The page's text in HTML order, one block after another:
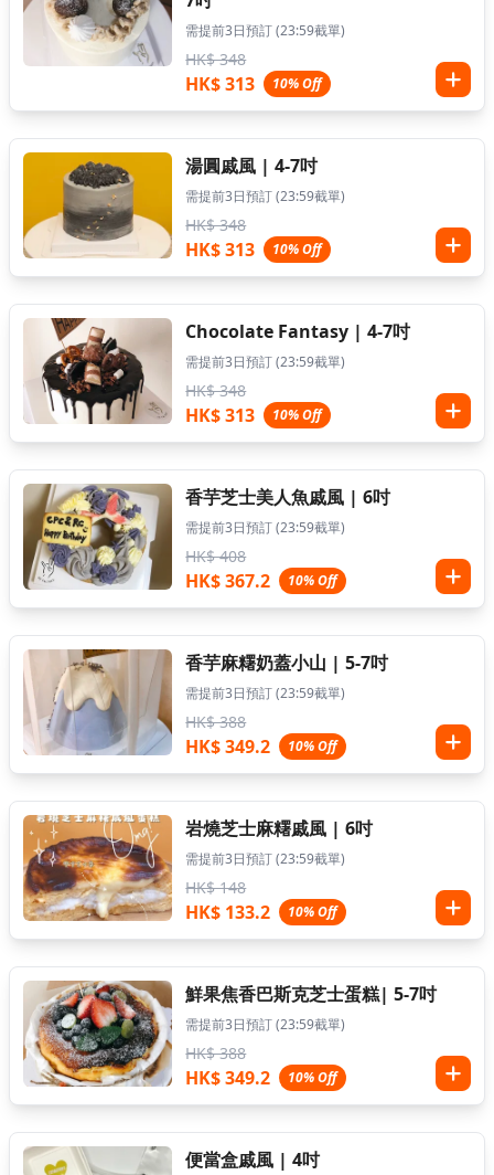
需提前3日預訂 (23:59截單)
HK$ 348
HK$ 313 10% Off
湯圓戚風 | 4-7吋
需提前3日預訂 (23:59截單)
HK$ 348
HK$ 313 10% Off
Chocolate Fantasy | 4-7吋
需提前3日預訂 (23:59截單)
HK$ 348
HK$ 313 10% Off
香芋芝士美人魚戚風 | 6吋
需提前3日預訂 (23:59截單)
HK$ 408
HK$ 367.2 10% Off
香芋麻糬奶蓋小山 | 5-7吋
需提前3日預訂 (23:59截單)
HK$ 388
HK$ 349.2 10% Off
岩燒芝士麻糬戚風 | 6吋
需提前3日預訂 (23:59截單)
HK$ 148
HK$ 133.2 10% Off
鮮果焦香巴斯克芝士蛋糕| 5-7吋
需提前3日預訂 (23:59截單)
HK$ 388
HK$ 349.2 10% Off
便當盒戚風 | 4吋